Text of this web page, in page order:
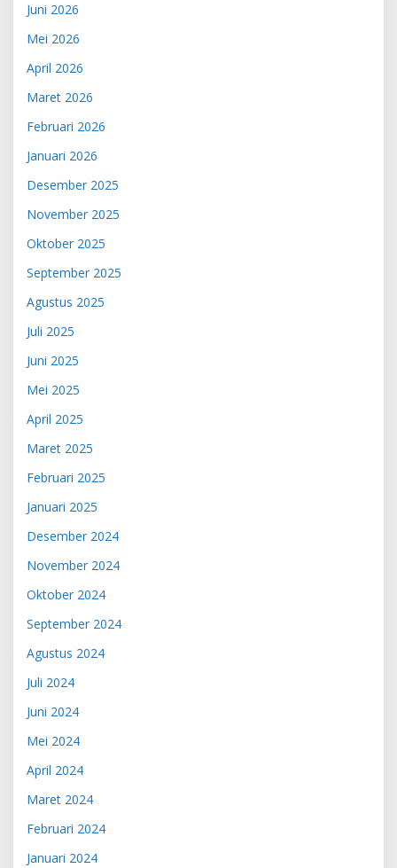
Juni 2026
Mei 2026
April 2026
Maret 2026
Februari 2026
Januari 2026
Desember 2025
November 2025
Oktober 2025
September 2025
Agustus 2025
Juli 2025
Juni 2025
Mei 2025
April 2025
Maret 2025
Februari 2025
Januari 2025
Desember 2024
November 2024
Oktober 2024
September 2024
Agustus 2024
Juli 2024
Juni 2024
Mei 2024
April 2024
Maret 2024
Februari 2024
Januari 2024